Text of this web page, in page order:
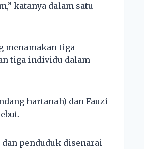
katanya dalam satu
menamakan tiga
tiga individu dalam
hartanah) dan Fauzi
dan penduduk disenarai